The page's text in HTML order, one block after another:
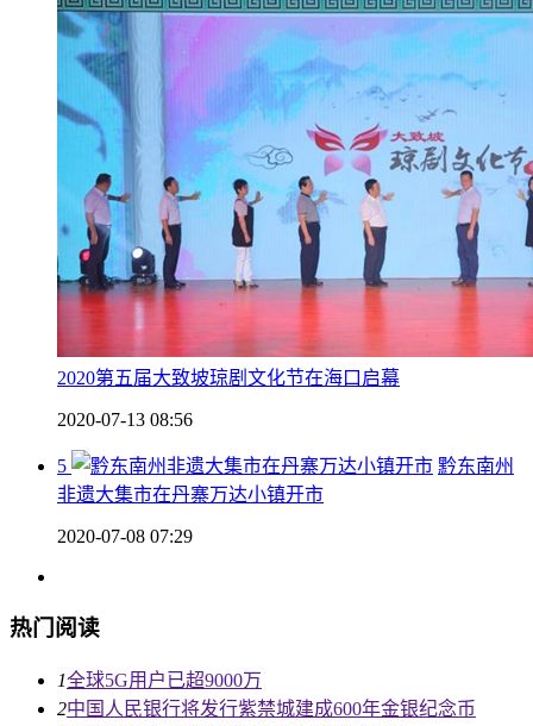
2020第五届大致坡琼剧文化节在海口启幕
2020-07-13 08:56
5
黔东南州
非遗大集市在丹寨万达小镇开市
2020-07-08 07:29
热门阅读
1全球5G用户已超9000万
2中国人民银行将发行紫禁城建成600年金银纪念币